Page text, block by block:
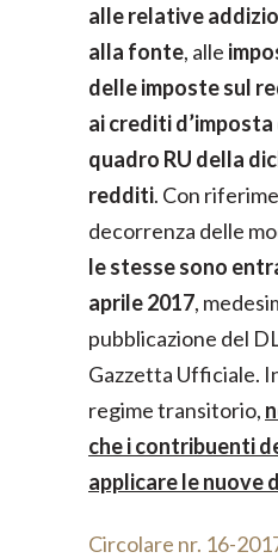
alle relative
alla fonte, alle
delle imposte sul
ai crediti
quadro RU della
redditi. Con
decorrenza delle
le stesse sono
aprile 2017,
pubblicazione del
Gazzetta Ufficiale.
regime transitorio,
che i contribuenti
applicare le nuove
Circolare nr. 16-